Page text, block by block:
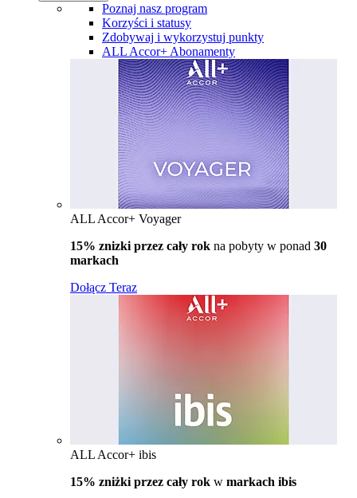
Poznaj nasz program
Korzyści i statusy
Zdobywaj i wykorzystuj punkty
ALL Accor+ Abonamenty
ALL Accor+ Voyager
15% znizki przez cały rok na pobyty w ponad 30
markach
Dołącz Teraz
ALL Accor+ ibis
15% zniżki przez cały rok w markach ibis